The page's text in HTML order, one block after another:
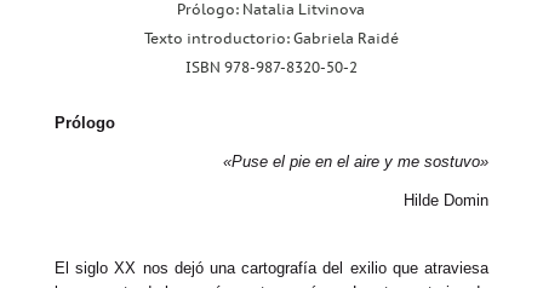
Prólogo: Natalia Litvinova
Texto introductorio: Gabriela Raidé
ISBN 978-987-8320-50-2
Prólogo
«Puse el pie en el aire y me sostuvo»
Hilde Domin
El siglo XX nos dejó una cartografía del exilio que atraviesa